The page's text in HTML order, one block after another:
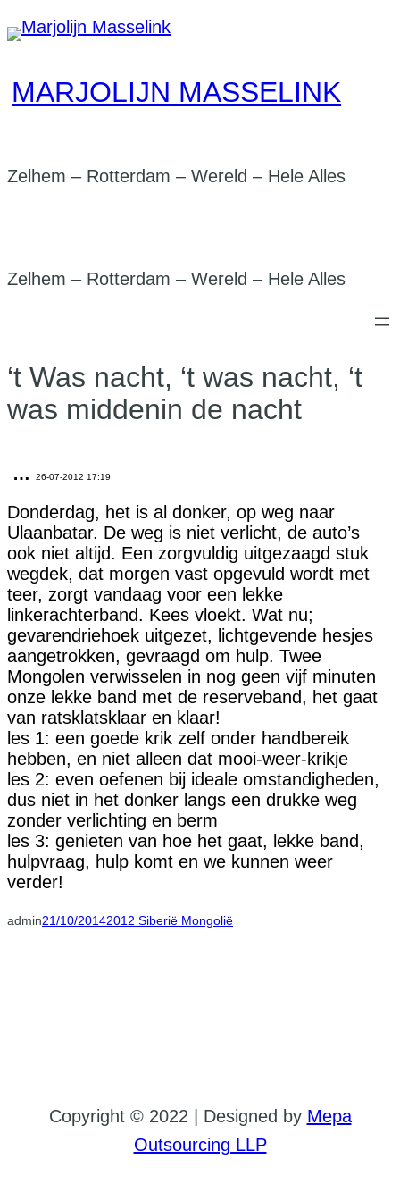
Skip
content
MARJOLIJN MASSELINK
Zelhem – Rotterdam – Wereld – Hele Alles
Zelhem – Rotterdam – Wereld – Hele Alles
‘t Was nacht, ‘t was nacht, ‘t
was middenin de nacht
… 26-07-2012 17:19
Donderdag, het is al donker, op weg naar
Ulaanbatar. De weg is niet verlicht, de auto’s
ook niet altijd. Een zorgvuldig uitgezaagd stuk
wegdek, dat morgen vast opgevuld wordt met
teer, zorgt vandaag voor een lekke
linkerachterband. Kees vloekt. Wat nu;
gevarendriehoek uitgezet, lichtgevende hesjes
aangetrokken, gevraagd om hulp. Twee
Mongolen verwisselen in nog geen vijf minuten
onze lekke band met de reserveband, het gaat
van ratsklatsklaar en klaar!
les 1: een goede krik zelf onder handbereik
hebben, en niet alleen dat mooi-weer-krikje
les 2: even oefenen bij ideale omstandigheden,
dus niet in het donker langs een drukke weg
zonder verlichting en berm
les 3: genieten van hoe het gaat, lekke band,
hulpvraag, hulp komt en we kunnen weer
verder!
admin21/10/20142012 Siberië Mongolië
Copyright © 2022 | Designed by Mepa
Outsourcing LLP